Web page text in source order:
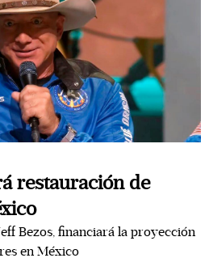
restauración de
Bezos, financiará la proyección
en México